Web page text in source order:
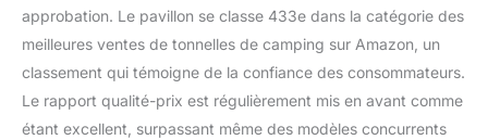
approbation. Le pavillon se classe 433e dans la catégorie des
meilleures ventes de tonnelles de camping sur Amazon, un
classement qui témoigne de la confiance des consommateurs.
Le rapport qualité-prix est régulièrement mis en avant comme
étant excellent, surpassant même des modèles concurrents